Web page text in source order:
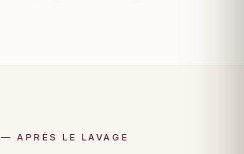
— APRÈS LE LAVAGE